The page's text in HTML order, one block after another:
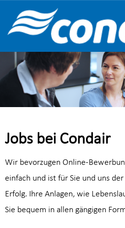
Deutsch Englisch
Jobs bei Condair
Wir bevorzugen Online-
einfach und ist für Sie und uns
Erfolg. Ihre Anlagen, wie
Sie bequem in allen gängigen